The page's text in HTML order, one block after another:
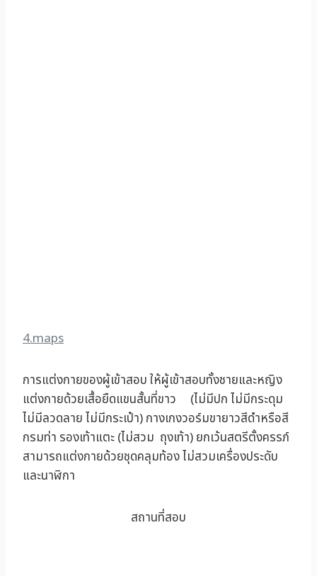
4.maps
การแต่งกายของผู้เข้าสอบ ให้ผู้เข้าสอบทั้งชายและหญิง
แต่งกายด้วยเสื้อยืดแขนสั้นที่ขาว (ไม่มีปก ไม่มีกระดุม
ไม่มีลวดลาย ไม่มีกระเป๋า) กางเกงวอร์มขายาวสีดำหรือสี
กรมท่า รองเท้าแตะ (ไม่สวม ถุงเท้า) ยกเว้นสตรีตั้งครรภ์
สามารถแต่งกายด้วยชุดคลุมท้อง ไม่สวมเครื่องประดับ
และนาฬิกา
สถานที่สอบ